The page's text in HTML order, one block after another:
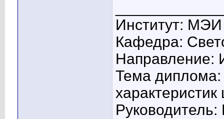
Институт: МЭИ
Кафедра:
Направление:
Тема диплома: